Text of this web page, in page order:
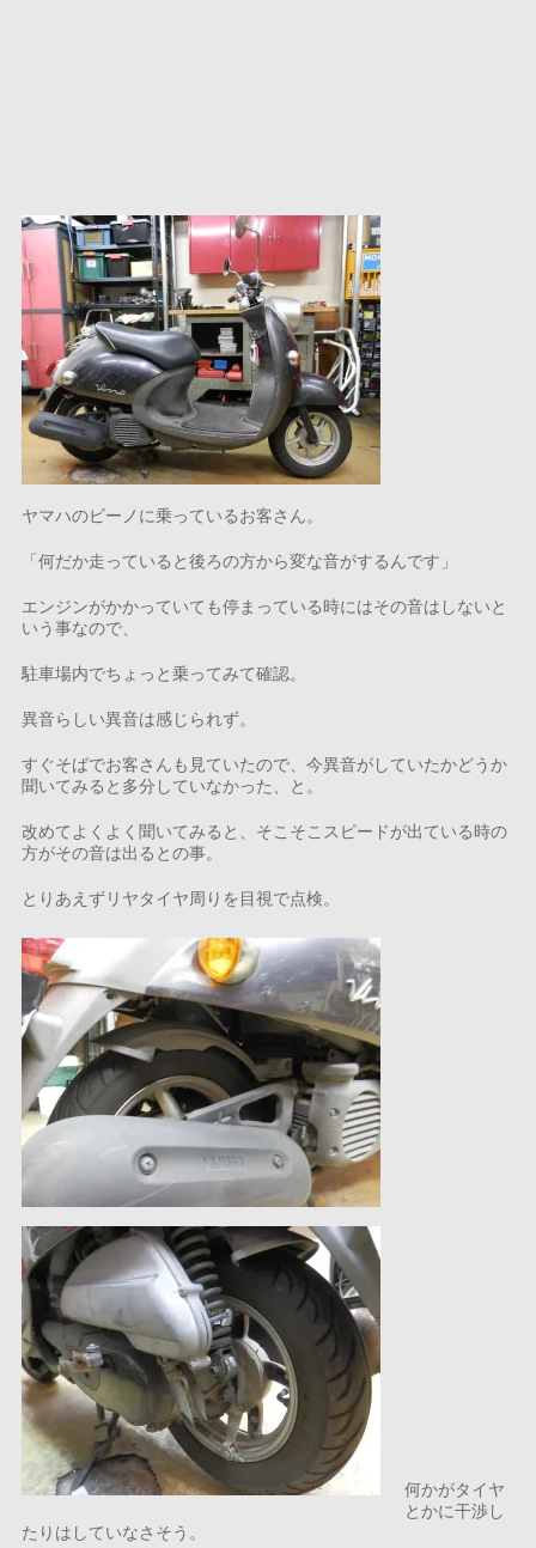
ヤマハのビーノに乗っているお客さん。
「何だか走っていると後ろの方から変な音がするんです」
エンジンがかかっていても停まっている時にはその音はしないと
いう事なので、
駐車場内でちょっと乗ってみて確認。
異音らしい異音は感じられず。
すぐそばでお客さんも見ていたので、今異音がしていたかどうか
聞いてみると多分していなかった、と。
改めてよくよく聞いてみると、そこそこスピードが出ている時の
方がその音は出るとの事。
とりあえずリヤタイヤ周りを目視で点検。
何かがタイヤ
とかに干渉し
たりはしていなさそう。